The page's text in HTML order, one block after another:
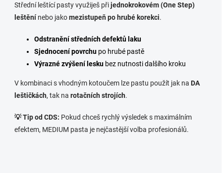
Střední leštící pasty využiješ přijednokrokovém (One Step)
leštěnínebo jakomezistupeň po hrubé korekci.
Odstranění středních defektů laku
Sjednocení povrchu po hrubé pastě
Výrazné zvýšení lesku bez nutnosti dalšího kroku
V kombinaci s vhodným kotoučem lze pastu použít jak naDA
leštičkách, tak narotačních strojích.
💡 Tip od CDS: Pokud chceš rychlý výsledek s maximálním
efektem, MEDIUM pasta je nejčastější volba profesionálů.